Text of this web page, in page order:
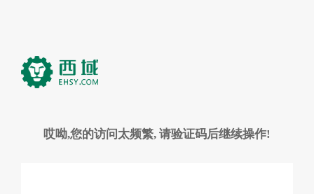
哎呦,您的访问太频繁, 请验证码后继续操作!